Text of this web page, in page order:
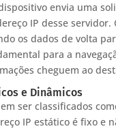
envia uma
IP desse servidor.
os dados de volta
para a
cheguem ao
e Dinâmicos
ser classificados
IP estático é fixo e